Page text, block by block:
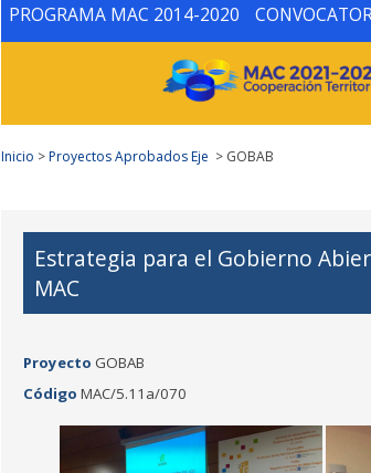
PROGRAMA MAC 2014-2020
Inicio >Proyectos Aprobados Eje > GOBAB
Estrategia para el Gobierno
MAC
Proyecto GOBAB
Código MAC/5.11a/070